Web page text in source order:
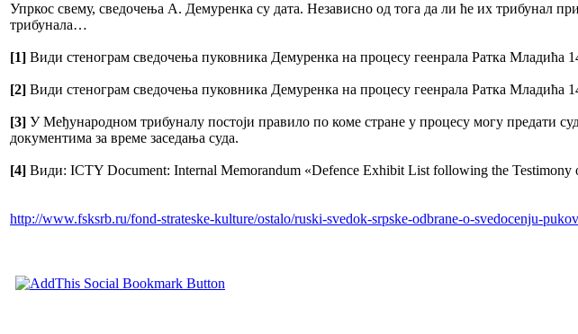
Упркос свему, сведочења А. Демуренка су дата. Независно од тога да ли ће их трибунал
трибунала…
[1] Види стенограм сведочења пуковника Демуренка на процесу геенрала Ратка Младића
[2] Види стенограм сведочења пуковника Демуренка на процесу геенрала Ратка Младића
[3] У Међународном трибуналу постоји правило по коме стране у процесу могу предати
документима за време заседања суда.
[4] Види: ICTY Document: Internal Memorandum «Defence Exhibit List following the
http://www.fsksrb.ru/fond-strateske-kulture/ostalo/ruski-svedok-srpske-odbrane-o-svedocenju-